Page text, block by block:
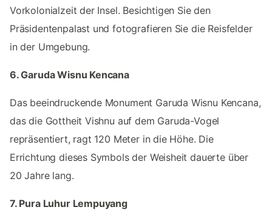
Vorkolonialzeit der Insel. Besichtigen Sie den
Präsidentenpalast und fotografieren Sie die Reisfelder
in der Umgebung.
6. Garuda Wisnu Kencana
Das beeindruckende Monument Garuda Wisnu Kencana,
das die Gottheit Vishnu auf dem Garuda-Vogel
repräsentiert, ragt 120 Meter in die Höhe. Die
Errichtung dieses Symbols der Weisheit dauerte über
20 Jahre lang.
7. Pura Luhur Lempuyang